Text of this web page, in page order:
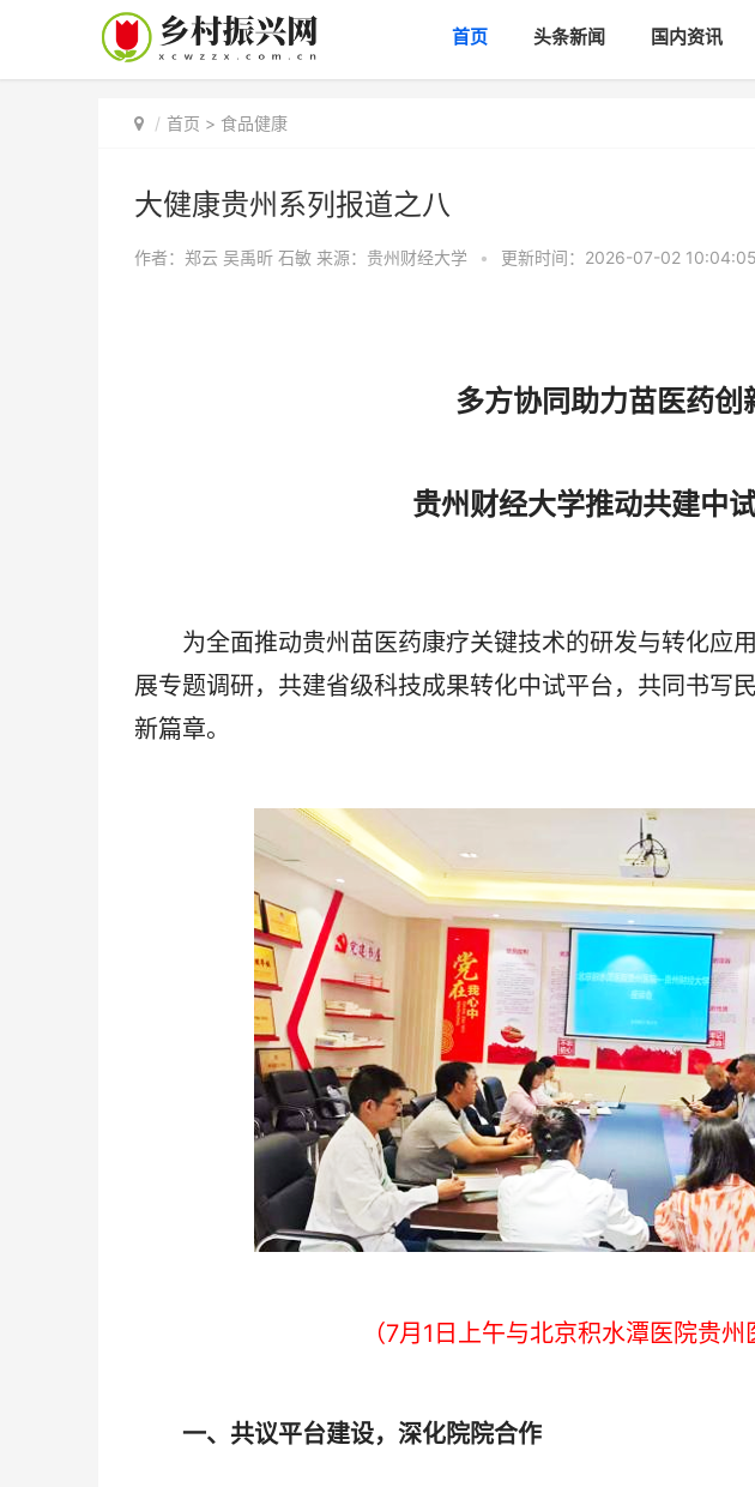
首页 头条新闻 国内资讯
首页 > 食品健康
大健康贵州系列报道之八
作者：郑云 吴禹昕 石敏 来源：贵州财经大学 • 更新时间：2026-07-02 10:04:05
多方协同助力苗医药创
贵州财经大学推动共建中
为全面推动贵州苗医药康疗关键技术的研发与转化应
展专题调研，共建省级科技成果转化中试平台，共同书写
新篇章。
（7月1日上午与北京积水潭医院贵州
一、共议平台建设，深化院院合作